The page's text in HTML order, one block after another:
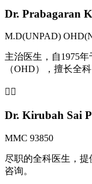
Dr. Prabagaran
M.D(UNPAD)
主治医生，自1975
（OHD），擅长全
👩‍⚕️
Dr. Kirubah Sai
MMC 93850
尽职的全科医生，
咨询。